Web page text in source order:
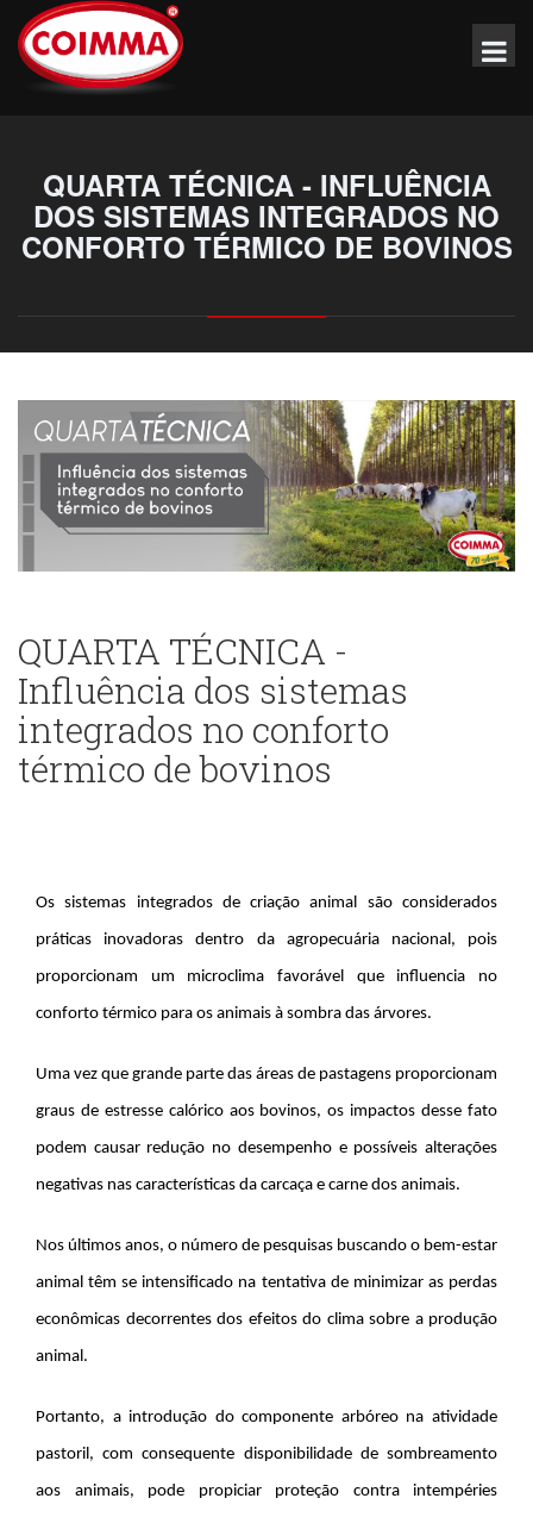
QUARTA TÉCNICA - INFLUÊNCIA
DOS SISTEMAS INTEGRADOS NO
CONFORTO TÉRMICO DE BOVINOS
QUARTA TÉCNICA -
Influência dos sistemas
integrados no conforto
térmico de bovinos
Os sistemas integrados de criação animal são considerados
práticas inovadoras dentro da agropecuária nacional, pois
proporcionam um microclima favorável que influencia no
conforto térmico para os animais à sombra das árvores.
Uma vez que grande parte das áreas de pastagens proporcionam
graus de estresse calórico aos bovinos, os impactos desse fato
podem causar redução no desempenho e possíveis alterações
negativas nas características da carcaça e carne dos animais.
Nos últimos anos, o número de pesquisas buscando o bem-estar
animal têm se intensificado na tentativa de minimizar as perdas
econômicas decorrentes dos efeitos do clima sobre a produção
animal.
Portanto, a introdução do componente arbóreo na atividade
pastoril, com consequente disponibilidade de sombreamento
aos animais, pode propiciar proteção contra intempéries